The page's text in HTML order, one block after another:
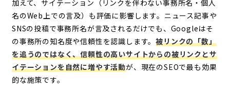
加えて、サイテーション（リンクを伴わない事務所名・個人
名のWeb上での言及）も評価に影響します。ニュース記事や
SNSの投稿で事務所名が言及されるだけでも、Googleはそ
の事務所の知名度や信頼性を認識します。被リンクの「数」
を追うのではなく、信頼性の高いサイトからの被リンクとサ
イテーションを自然に増やす活動が、現在のSEOで最も効果
的な施策です。